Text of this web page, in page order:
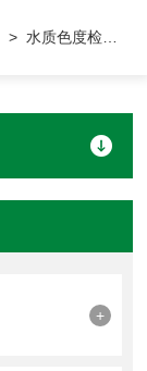
> 水质色度检测仪
+